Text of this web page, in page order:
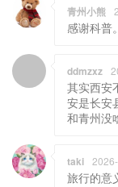
青州小熊
感谢科普。
ddmzxz
其实西安
安是长安
和青州没
taki
旅行的意